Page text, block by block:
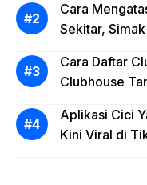
Cara
Sekitar,
Cara Daftar
Clubhouse
Aplikasi Cici
Kini Viral di